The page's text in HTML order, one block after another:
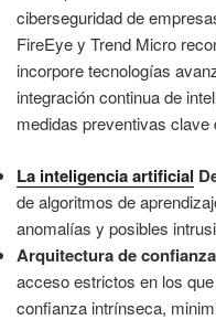
ciberseguridad de
FireEye y Trend Micro
incorpore tecnologías
integración continua de
medidas preventivas
La inteligencia artificial
de algoritmos de
anomalías y posibles
Arquitectura de
acceso estrictos en los
confianza intrínseca,